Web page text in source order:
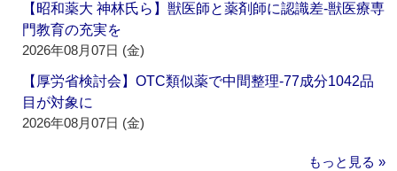
【昭和薬大 神林氏ら】獣医師と薬剤師に認識差‐獣医療専
門教育の充実を
2026年08月07日 (金)
【厚労省検討会】OTC類似薬で中間整理‐77成分1042品
目が対象に
2026年08月07日 (金)
もっと見る »